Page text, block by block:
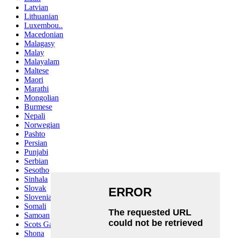
Latvian
Lithuanian
Luxembou..
Macedonian
Malagasy
Malay
Malayalam
Maltese
Maori
Marathi
Mongolian
Burmese
Nepali
Norwegian
Pashto
Persian
Punjabi
Serbian
Sesotho
Sinhala
Slovak
Slovenian
Somali
Samoan
Scots Gaelic
Shona